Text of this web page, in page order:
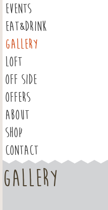
EVENTS
EAT&DRINK
GALLERY
LOFT
OFF SIDE
OFFERS
ABOUT
SHOP
CONTACT
Gallery